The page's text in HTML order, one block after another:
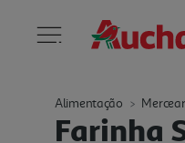
Alimentação
Farinha